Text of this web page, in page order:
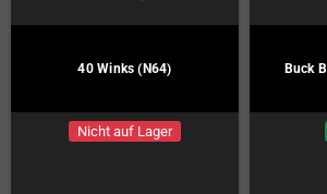
40 Winks (N64)
Nicht auf Lager
Buck